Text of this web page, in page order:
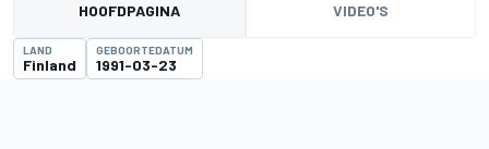
HOOFDPAGINA VIDEO'S
LAND
Finland
GEBOORTEDATUM
1991-03-23